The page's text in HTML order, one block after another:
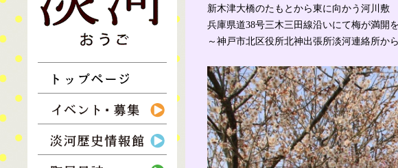
新木津大橋のたもとから東に向かう河川敷
兵庫県道38号三木三田線沿いにて梅が満開
～神戸市北区役所北神出張所淡河連絡所か